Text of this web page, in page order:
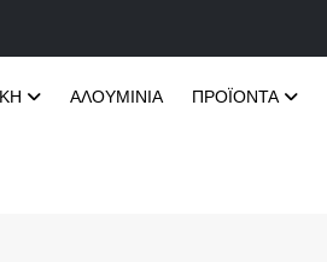
ΑΛΟΥΜΊΝΙΑ ΠΡΟΪΌΝΤΑ